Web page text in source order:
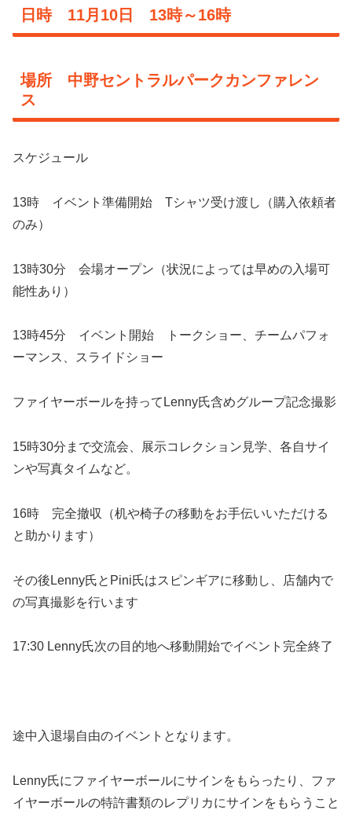
日時 11月10日 13時～16時
場所 中野セントラルパークカンファレン
ス
スケジュール
13時 イベント準備開始 Tシャツ受け渡し（購入依頼者
のみ）
13時30分 会場オープン（状況によっては早めの入場可
能性あり）
13時45分 イベント開始 トークショー、チームパフォ
ーマンス、スライドショー
ファイヤーボールを持ってLenny氏含めグループ記念撮影
15時30分まで交流会、展示コレクション見学、各自サイ
ンや写真タイムなど。
16時 完全撤収（机や椅子の移動をお手伝いいただける
と助かります）
その後Lenny氏とPini氏はスピンギアに移動し、店舗内で
の写真撮影を行います
17:30 Lenny氏次の目的地へ移動開始でイベント完全終了
途中入退場自由のイベントとなります。
Lenny氏にファイヤーボールにサインをもらったり、ファ
イヤーボールの特許書類のレプリカにサインをもらうこと